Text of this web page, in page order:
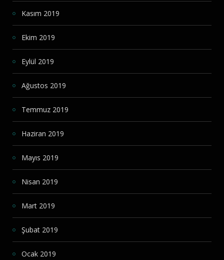
Kasım 2019
Ekim 2019
Eylül 2019
Ağustos 2019
Temmuz 2019
Haziran 2019
Mayıs 2019
Nisan 2019
Mart 2019
Şubat 2019
Ocak 2019